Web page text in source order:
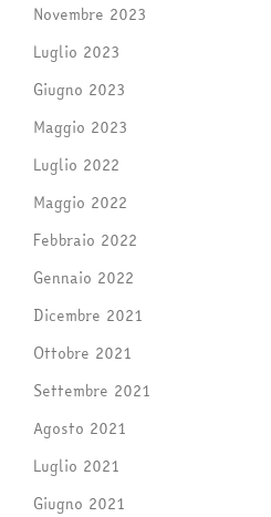
Novembre 2023
Luglio 2023
Giugno 2023
Maggio 2023
Luglio 2022
Maggio 2022
Febbraio 2022
Gennaio 2022
Dicembre 2021
Ottobre 2021
Settembre 2021
Agosto 2021
Luglio 2021
Giugno 2021